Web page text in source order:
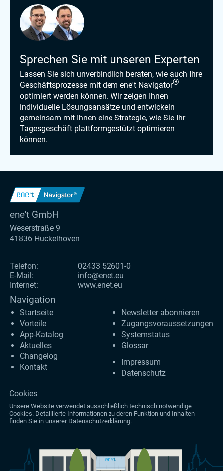
Sprechen Sie mit unseren Experten
Lassen Sie sich unverbindlich beraten, wie auch Ihre
Geschäftsprozesse mit dem ene't Navigator®
optimiert werden können. Wir zeigen Ihnen
individuelle Lösungsansätze und entwickeln
gemeinsam mit Ihnen eine Strategie, wie Sie Ihr
Tagesgeschäft plattformgestützt optimieren
können.
ene't GmbH
Weserstraße 9
41836 Hückelhoven
Telefon:
02433 52601-0
E-Mail:
info@enet.eu
Internet:
www.enet.eu
Navigation
Startseite
Vorteile
App-Katalog
Aktuelles
Changelog
Kontakt
Newsletter abonnieren
Zugangs­voraus­setzungen
Systemstatus
Glossar
Impressum
Datenschutz
Cookies
Unsere Website verwendet ausschließlich technisch notwendige
Cookies. Detaillierte Informationen zu deren Funktion und Inhalten
finden Sie in unserer Datenschutzerklärung.